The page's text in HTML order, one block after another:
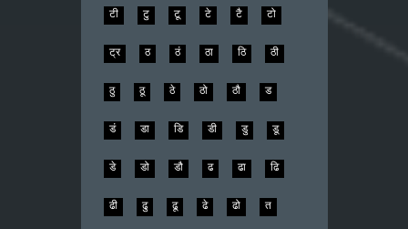
टी टु टू टे टै टो
ट्र ठ ठं ठा ठि ठी
ठु ठू ठे ठो ठौ ड
डं डा डि डी डु डू
डे डो डौ ढ ढा ढि
ढी ढु ढू ढे ढो त